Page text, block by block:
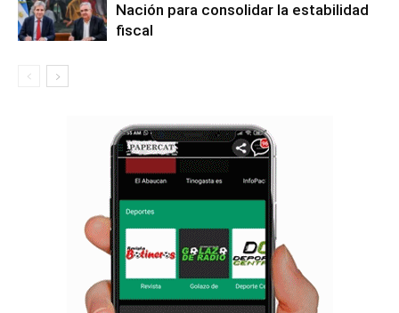
Nación para consolidar la estabilidad
fiscal